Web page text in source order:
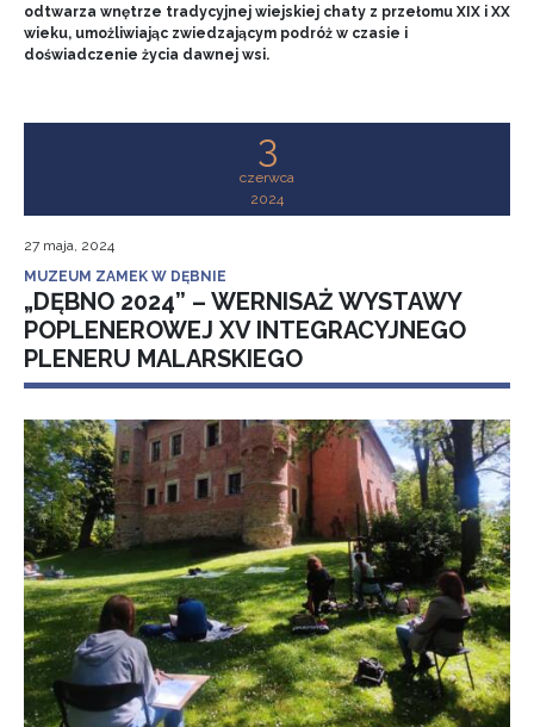
odtwarza wnętrze tradycyjnej wiejskiej chaty z przełomu XIX i XX
wieku, umożliwiając zwiedzającym podróż w czasie i
doświadczenie życia dawnej wsi.
3
czerwca
2024
27 maja, 2024
MUZEUM ZAMEK W DĘBNIE
„DĘBNO 2024” – WERNISAŻ WYSTAWY
POPLENEROWEJ XV INTEGRACYJNEGO
PLENERU MALARSKIEGO